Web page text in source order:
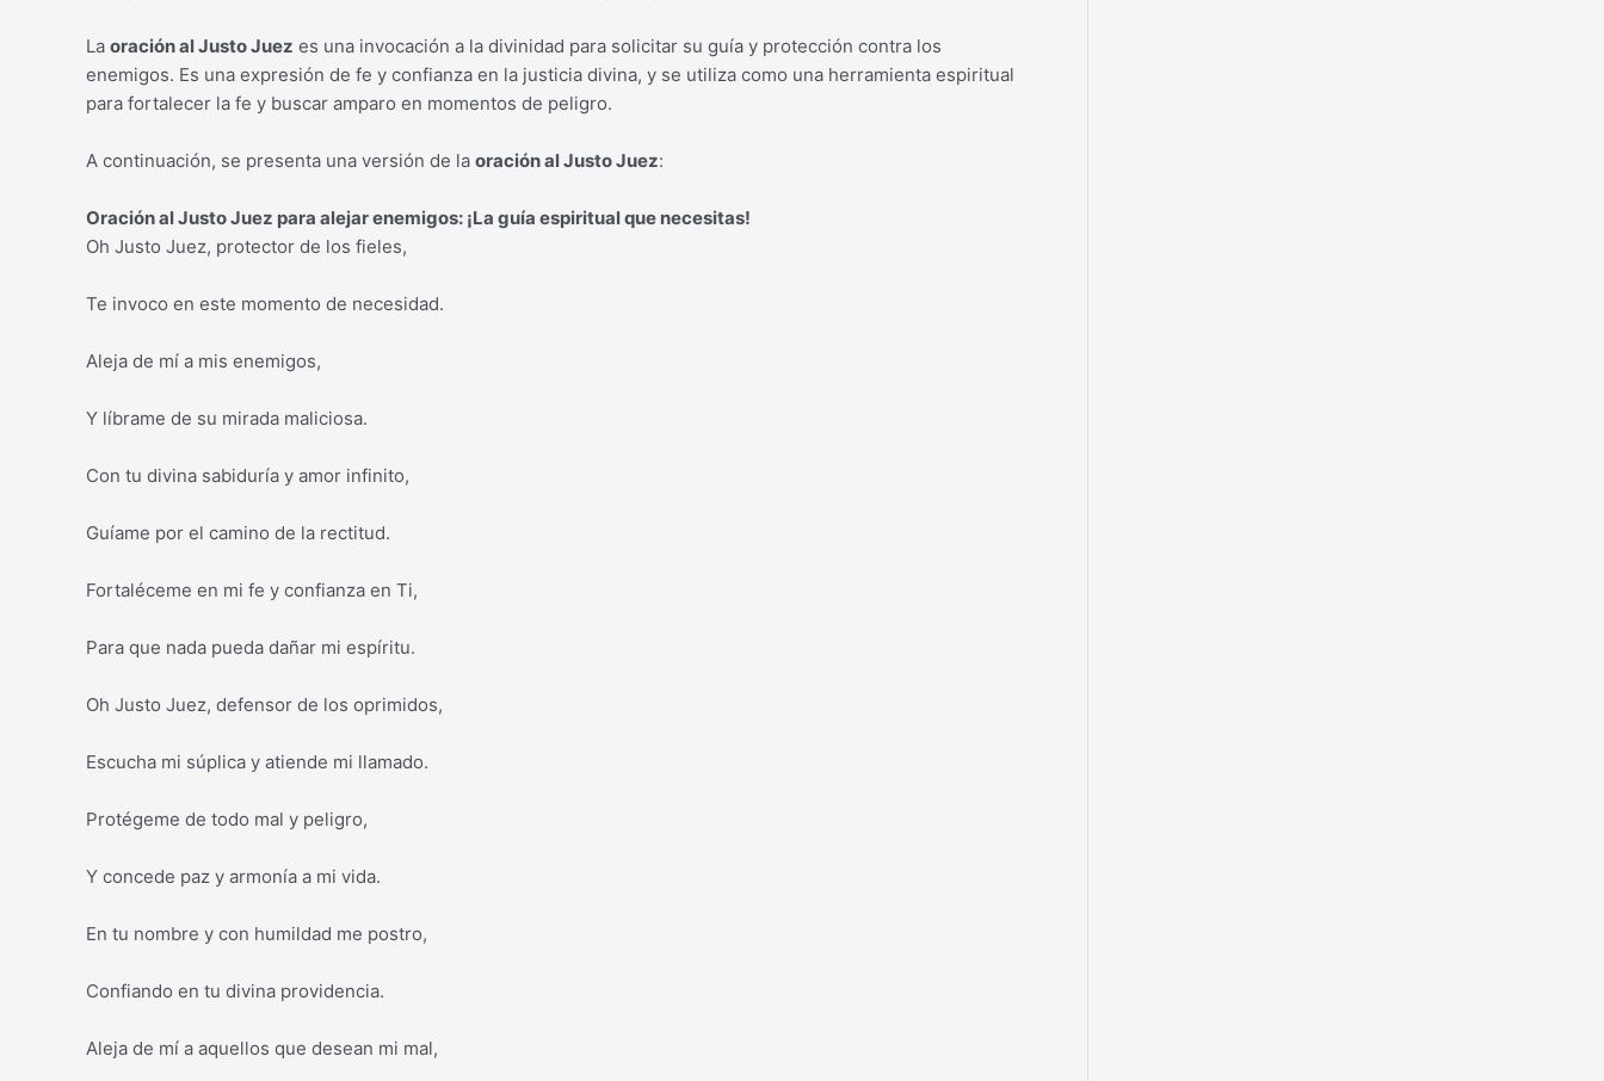
La oración al Justo Juez es una invocación a la divinidad para solicitar su guía y protección contra los
enemigos. Es una expresión de fe y confianza en la justicia divina, y se utiliza como una herramienta espiritual
para fortalecer la fe y buscar amparo en momentos de peligro.
A continuación, se presenta una versión de la oración al Justo Juez:
Oración al Justo Juez para alejar enemigos: ¡La guía espiritual que necesitas!
Oh Justo Juez, protector de los fieles,
Te invoco en este momento de necesidad.
Aleja de mí a mis enemigos,
Y líbrame de su mirada maliciosa.
Con tu divina sabiduría y amor infinito,
Guíame por el camino de la rectitud.
Fortaléceme en mi fe y confianza en Ti,
Para que nada pueda dañar mi espíritu.
Oh Justo Juez, defensor de los oprimidos,
Escucha mi súplica y atiende mi llamado.
Protégeme de todo mal y peligro,
Y concede paz y armonía a mi vida.
En tu nombre y con humildad me postro,
Confiando en tu divina providencia.
Aleja de mí a aquellos que desean mi mal,